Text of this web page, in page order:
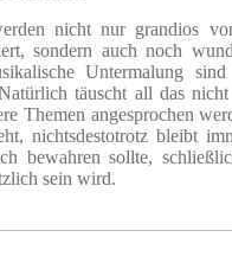
nicht nur grandios
sondern auch noch
Untermalung
täuscht all das
Themen angesprochen
nichtsdestotrotz bleibt
bewahren sollte,
sein wird.